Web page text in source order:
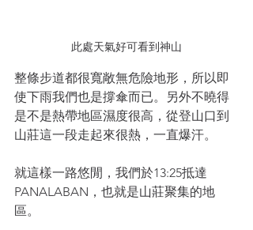
此處天氣好可看到神山
整條步道都很寬敞無危險地形，所以即
使下雨我們也是撐傘而已。另外不曉得
是不是熱帶地區濕度很高，從登山口到
山莊這一段走起來很熱，一直爆汗。
就這樣一路悠閒，我們於13:25抵達
PANALABAN，也就是山莊聚集的地
區。